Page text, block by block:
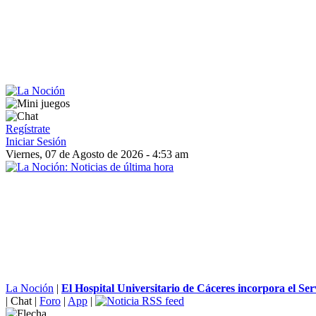
Regístrate
Iniciar Sesión
Viernes, 07 de Agosto de 2026 - 4:53 am
La Noción | El Hospital Universitario de Cáceres incorpora el
| Chat | Foro | App |